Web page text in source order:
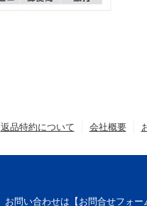
返品特約について 会社概要
お問い合わせは【お問合せフォ